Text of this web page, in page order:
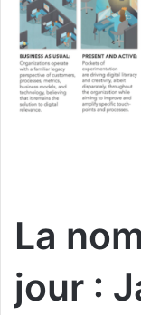
La
jour :